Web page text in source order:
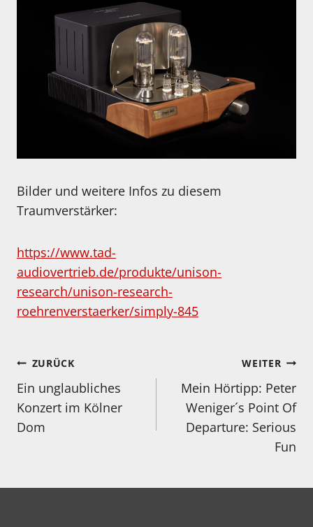
Bilder und weitere Infos zu diesem
Traumverstärker:
https://www.tad-
audiovertrieb.de/produkte/unison-
research/unison-research-
roehrenverstaerker/simply-845
Beitragsnavigation
ZURÜCK
Ein unglaubliches
Konzert im Kölner
Dom
WEITER
Mein Hörtipp: Peter
Weniger´s Point Of
Departure: Serious
Fun